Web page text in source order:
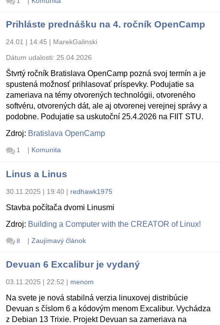
Prihláste prednášku na 4. ročník OpenCamp
24.01 | 14:45 | MarekGalinski
Dátum udalosti: 25.04.2026
Štvrtý ročník Bratislava OpenCamp pozná svoj termín a je
spustená možnosť prihlasovať príspevky. Podujatie sa
zameriava na témy otvorených technológii, otvoreného
softvéru, otvorených dát, ale aj otvorenej verejnej správy a
podobne. Podujatie sa uskutoční 25.4.2026 na FIIT STU.
Zdroj: Bratislava OpenCamp
1 | Komunita
Linus a Linus
30.11.2025 | 19:40 | redhawk1975
Stavba počítača dvomi Linusmi
Zdroj: Building a Computer with the CREATOR of Linux!
8 | Zaujímavý článok
Devuan 6 Excalibur je vydaný
03.11.2025 | 22:52 | menom
Na svete je nová stabilná verzia linuxovej distribúcie
Devuan s číslom 6 a kódovým menom Excalibur. Vychádza
z Debian 13 Trixie. Projekt Devuan sa zameriava na